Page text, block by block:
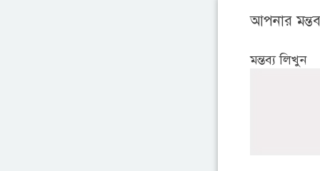
আপনার
মন্তব্য লিখুন